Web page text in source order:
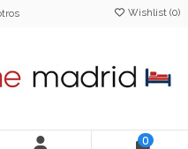
Wishlist (0)
0